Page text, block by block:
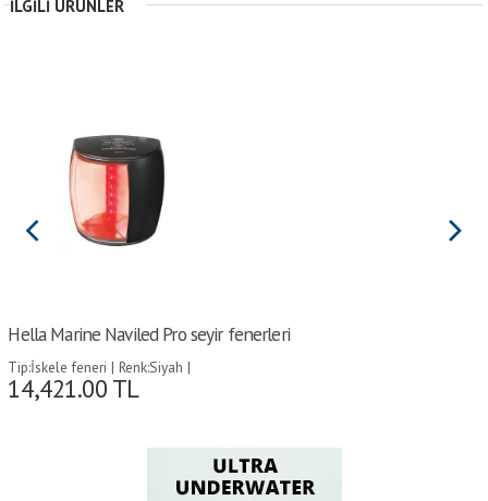
İLGILI ÜRÜNLER
Hella Marine Naviled Pro seyir fenerleri
Tip:İskele feneri | Renk:Siyah |
14,421.00 TL